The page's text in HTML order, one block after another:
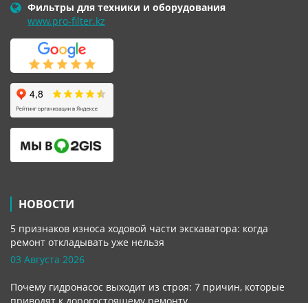
Фильтры для техники и оборудования
www.pro-filter.kz
НОВОСТИ
5 признаков износа ходовой части экскаватора: когда
ремонт откладывать уже нельзя
03 Августа 2026
Почему гидронасос выходит из строя: 7 причин, которые